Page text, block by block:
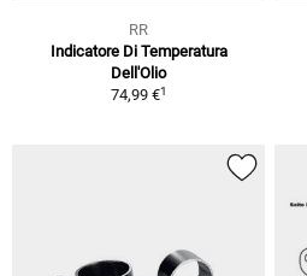
RR
Indicatore Di Temperatura
Dell'Olio
74,99 €1